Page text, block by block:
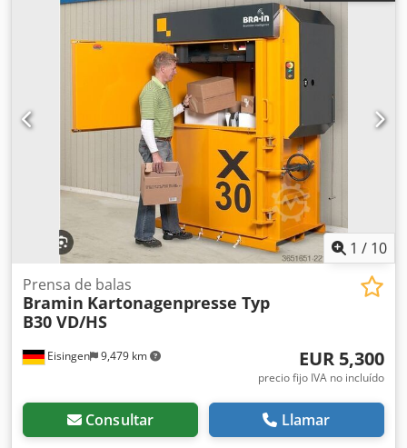
1 / 10
Eisingen 9,479 km
Prensa de balas
Bramin Kartonagenpresse Typ
B30 VD/HS
EUR 5,300
precio fijo IVA no incluído
Consultar Llamar